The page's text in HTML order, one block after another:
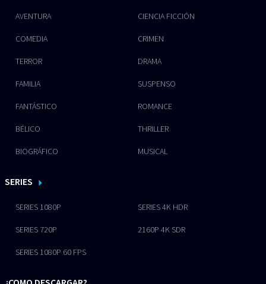
AVENTURA CIENCIA FICCIÓN
COMEDIA CRIMEN
TERROR DRAMA
FAMILIA SUSPENSO
FANTÁSTICO ROMANCE
BÉLICO THRILLER
BIOGRÁFICO MUSICAL
SERIES
SERIES 1080P SERIES 4K HDR
SERIES 720P 2160P 4K SDR
SERIES 1080P 60 FPS